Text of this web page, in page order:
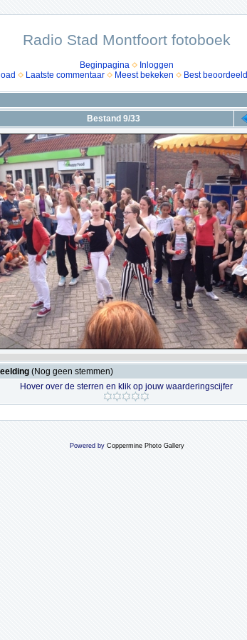
Radio Stad Montfoort fotoboek
Beginpagina
Inloggen
Laatste commentaar Meest bekeken Best beoordeeld
Bestand 9/33
(Nog geen stemmen)
Hover over de sterren en klik op jouw waarderingscijfer
Powered by Coppermine Photo Gallery